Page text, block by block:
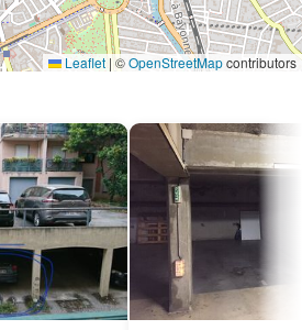
P
Leaflet | ©OpenStreetMapcontributors